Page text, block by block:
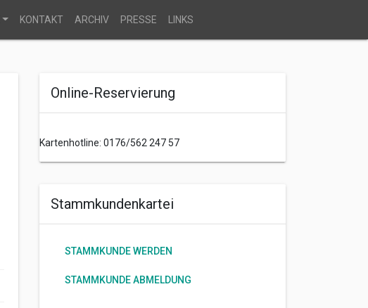
KONTAKT ARCHIV PRESSE LINKS
Online-Reservierung
Kartenhotline: 0176/562 247 57
Stammkundenkartei
STAMMKUNDE WERDEN
STAMMKUNDE ABMELDUNG